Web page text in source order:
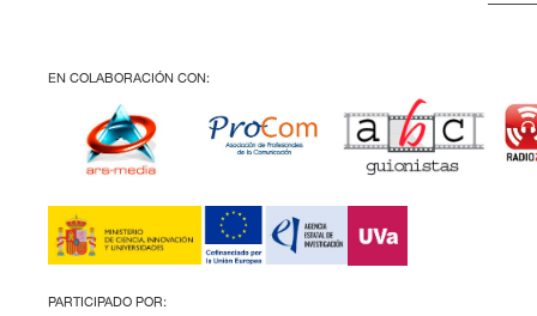
EN COLABORACIÓN CON:
PARTICIPADO POR: